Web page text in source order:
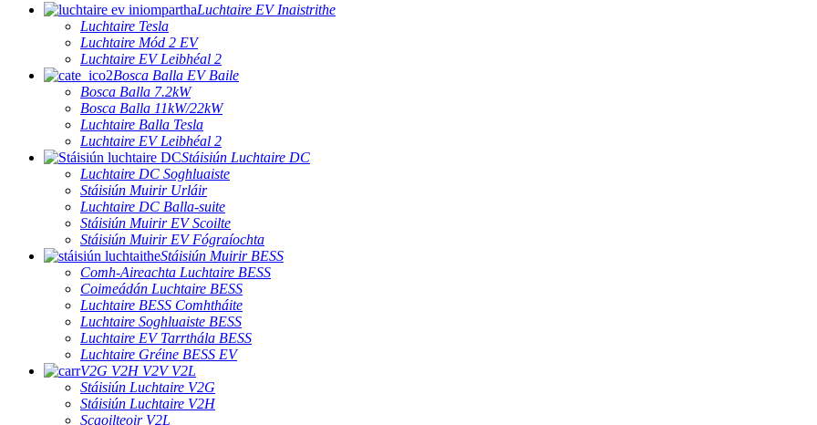
Luchtaire EV Inaistrithe
Luchtaire Tesla
Luchtaire Mód 2 EV
Luchtaire EV Leibhéal 2
Bosca Balla EV Baile
Bosca Balla 7.2kW
Bosca Balla 11kW/22kW
Luchtaire Balla Tesla
Luchtaire EV Leibhéal 2
Stáisiún Luchtaire DC
Luchtaire DC Soghluaiste
Stáisiún Muirir Urláir
Luchtaire DC Balla-suite
Stáisiún Muirir EV Scoilte
Stáisiún Muirir EV Fógraíochta
Stáisiún Muirir BESS
Comh-Aireachta Luchtaire BESS
Coimeádán Luchtaire BESS
Luchtaire BESS Comhtháite
Luchtaire Soghluaiste BESS
Luchtaire EV Tarrthála BESS
Luchtaire Gréine BESS EV
V2G V2H V2V V2L
Stáisiún Luchtaire V2G
Stáisiún Luchtaire V2H
Scaoilteoir V2L